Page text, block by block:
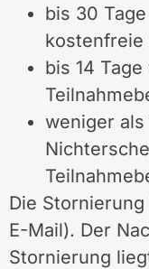
bis 30
kostenfreie
bis 14
weniger als
Die
E-Mail). Der
Stornierung